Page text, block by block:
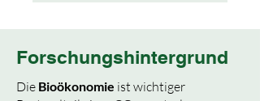
Forschungshintergrund
Die Bioökonomie ist wichtiger